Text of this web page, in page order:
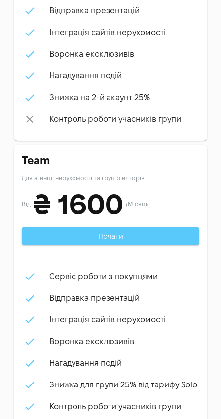
Відправка презентацій
Інтеграція сайтів нерухомості
Воронка ексклюзивів
Нагадування подій
Знижка на 2-й акаунт 25%
Контроль роботи учасників групи
Team
Для агенції нерухомості та груп ріелторів
Від ₴ 1600 /Місяць
Почати
Сервіс роботи з покупцями
Відправка презентацій
Інтеграція сайтів нерухомості
Воронка ексклюзивів
Нагадування подій
Знижка для групи 25% від тарифу Solo
Контроль роботи учасників групи